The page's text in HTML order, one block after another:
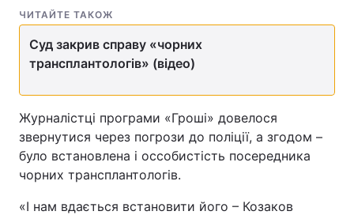
ЧИТАЙТЕ ТАКОЖ
Суд закрив справу «чорних
трансплантологів» (відео)
Журналістці програми «Гроші» довелося
звернутися через погрози до поліції, а згодом –
було встановлена і оссобистість посередника
чорних трансплантологів.
«І нам вдається встановити його – Козаков